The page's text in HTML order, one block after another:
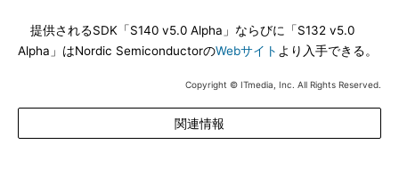
提供されるSDK「S140 v5.0 Alpha」ならびに「S132 v5.0
Alpha」はNordic SemiconductorのWebサイト より入手できる。
Copyright © ITmedia, Inc. All Rights Reserved.
関連情報